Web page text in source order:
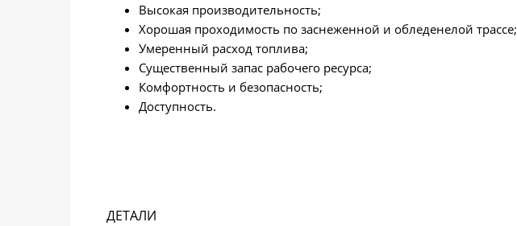
Высокая производительность;
Хорошая проходимость по заснеженной и обледенелой трассе;
Умеренный расход топлива;
Существенный запас рабочего ресурса;
Комфортность и безопасность;
Доступность.
ДЕТАЛИ